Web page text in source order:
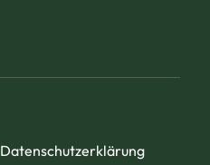
Datenschutzerklärung